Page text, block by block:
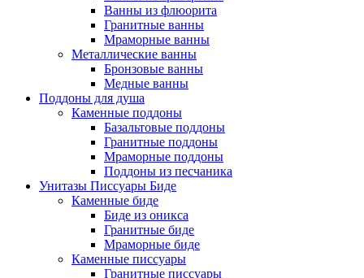
Ванны из флюорита
Гранитные ванны
Мраморные ванны
Металлические ванны
Бронзовые ванны
Медные ванны
Поддоны для душа
Каменные поддоны
Базальтовые поддоны
Гранитные поддоны
Мраморные поддоны
Поддоны из песчаника
Унитазы Писсуары Биде
Каменные биде
Биде из оникса
Гранитные биде
Мраморные биде
Каменные писсуары
Гранитные писсуары